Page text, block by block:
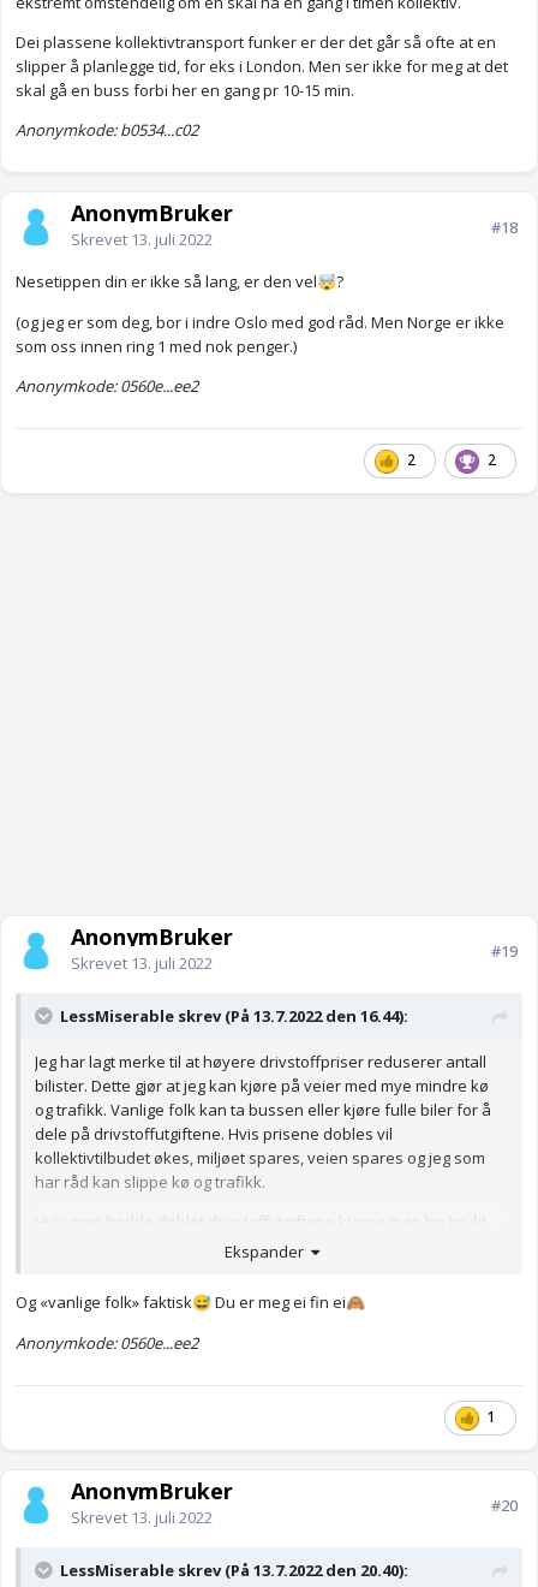
Dei plassene kollektivtransport funker er der det går så ofte at en
slipper å planlegge tid, for eks i London. Men ser ikke for meg at det
skal gå en buss forbi her en gang pr 10-15 min.
Anonymkode: b0534...c02
AnonymBruker
Skrevet 13. juli 2022
#18
Nesetippen din er ikke så lang, er den vel🤯?
(og jeg er som deg, bor i indre Oslo med god råd. Men Norge er ikke
som oss innen ring 1 med nok penger.)
Anonymkode: 0560e...ee2
2 2
AnonymBruker
Skrevet 13. juli 2022
#19
LessMiserable skrev (På 13.7.2022 den 16.44):
Jeg har lagt merke til at høyere drivstoffpriser reduserer antall
bilister. Dette gjør at jeg kan kjøre på veier med mye mindre kø
og trafikk. Vanlige folk kan ta bussen eller kjøre fulle biler for å
dele på drivstoffutgiftene. Hvis prisene dobles vil
kollektivtilbudet økes, miljøet spares, veien spares og jeg som
har råd kan slippe kø og trafikk.
Hvis man hadde doblet drivstoffutgiftene kunne man ha brukt
pengene til gratis kollektivtransport.
Ekspander
Og «vanlige folk» faktisk😅 Du er meg ei fin ei🙈
Anonymkode: 0560e...ee2
1
AnonymBruker
Skrevet 13. juli 2022
#20
LessMiserable skrev (På 13.7.2022 den 20.40):